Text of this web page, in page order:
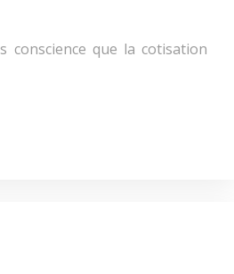
conscience que la cotisation